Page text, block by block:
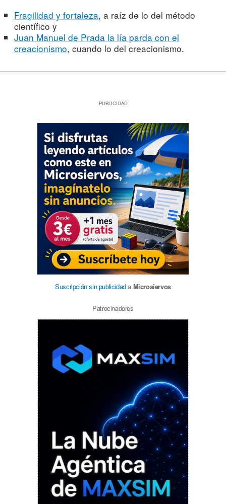
Fragilidad y fortaleza, a raíz de lo del método
científico y
Juan Manuel de Prada la lía parda con el
creacionismo, cuando lo del creacionismo.
PUBLICIDAD
Suscripción sin publicidada Microsiervos
Patrocinadores